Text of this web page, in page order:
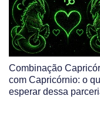
Combinação
com Capricórnio: o
esperar dessa